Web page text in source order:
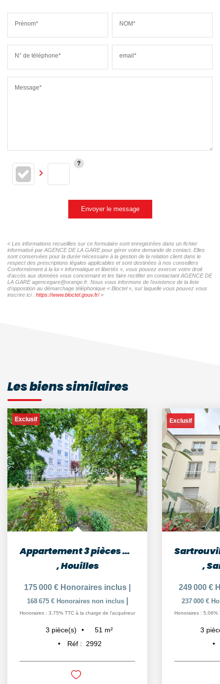
Prénom* NOM*
N° de téléphone* email*
Message*
Envoyer le message
« Les informations recueillies sur ce formulaire sont enregistrées dans un fichier
informatisé par AGENCE DE LA GARE pour gérer votre demande de contact. Elles
sont conservées pour la durée nécessaire à la gestion de la relation client dans le
respect des prescriptions légales applicables et sont destinées à nos conseillers
Conformément à la loi « informatique et libertés », vous pouvez exercer votre droit
d'accès aux données vous concernant et les faire rectifier en contactant AGENCE DE
LA GARE agencegare@orange.fr. Nous vous informons de l'existence de la liste
d'opposition au démarchage téléphonique « Bloctel », sur laquelle vous pouvez vous
inscrire ici : https://www.bloctel.gouv.fr/»
Les biens similaires
Exclusif
Appartement 3 pièces Houilles 51,17 m² - 15 minutes de la...
,Houilles
175 000 € Honoraires inclus
168 675 € Honoraires non inclus
Honoraires : 3,75% TTC à la charge de l'acquéreur
3 pièce(s) 51 m²
Réf :
2992
Exclusif
,
249 000 €
237 000 €
Honoraires : 5,06%
3